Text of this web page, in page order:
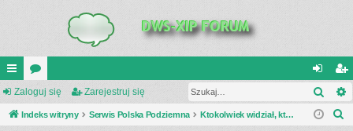
UI
C
or
a
al
og
ar
ej
Zaloguj się Zarejestruj się
Indeks witryny Serwis Polska Podziemna Ktokolwiek widział, ktokolwiek wie